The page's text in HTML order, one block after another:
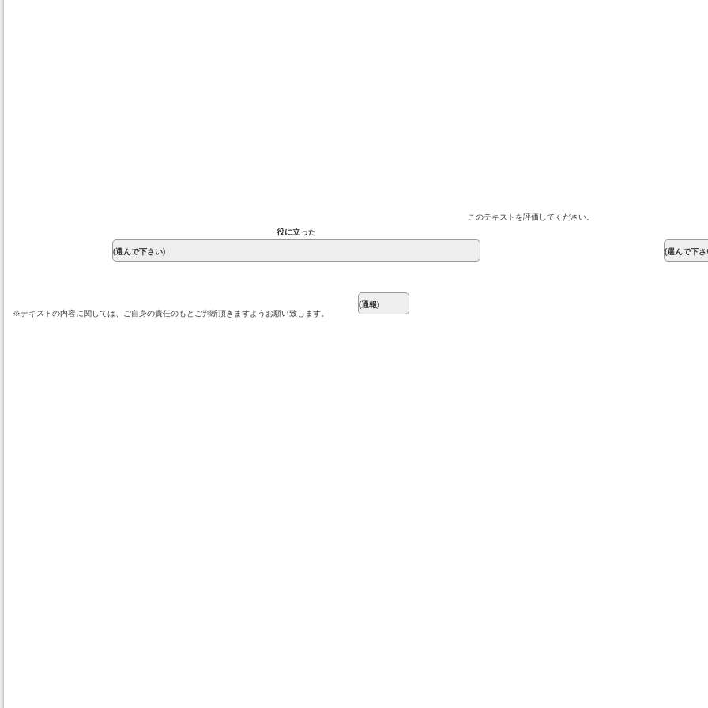
このテキストを評価してください。
役に立った
※テキストの内容に関しては、ご自身の責任のもとご判断頂きますようお願い致します。